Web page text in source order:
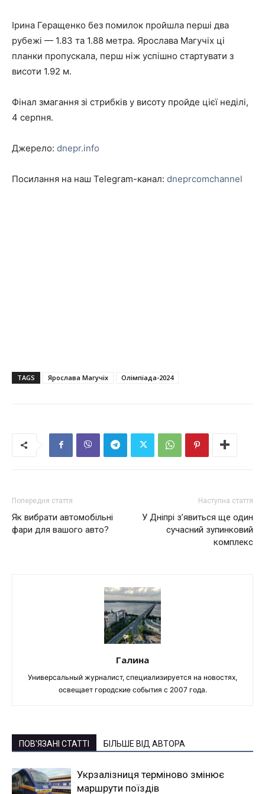
Ірина Геращенко без помилок пройшла перші два
рубежі — 1.83 та 1.88 метра. Ярослава Магучіх ці
планки пропускала, перш ніж успішно стартувати з
висоти 1.92 м.
Фінал змагання зі стрибків у висоту пройде цієї неділі,
4 серпня.
Джерело: dnepr.info
Посилання на наш Telegram-канал: dneprcomchannel
TAGS Ярослава Магучіх Олімпіада-2024
Попередня стаття
Як вибрати автомобільні
фари для вашого авто?
Наступна стаття
У Дніпрі з’явиться ще один
сучасний зупинковий
комплекс
Галина
Универсальный журналист, специализируется на новостях,
освещает городские события с 2007 года.
ПОВ'ЯЗАНІ СТАТТІ БІЛЬШЕ ВІД АВТОРА
Укрзалізниця терміново змінює
маршрути поїздів